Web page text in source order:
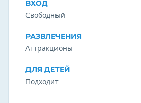
ВХОД
Свободный
РАЗВЛЕЧЕНИЯ
Аттракционы
ДЛЯ ДЕТЕЙ
Подходит